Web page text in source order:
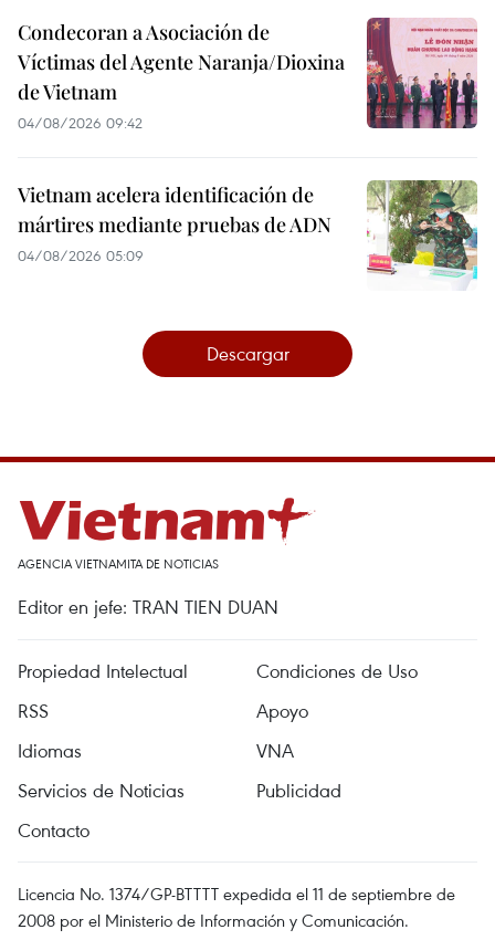
Condecoran a Asociación de
Víctimas del Agente Naranja/Dioxina
de Vietnam
04/08/2026 09:42
Vietnam acelera identificación de
mártires mediante pruebas de ADN
04/08/2026 05:09
Descargar
AGENCIA VIETNAMITA DE NOTICIAS
Editor en jefe: TRAN TIEN DUAN
Propiedad Intelectual
Condiciones de Uso
RSS
Apoyo
Idiomas
VNA
Servicios de Noticias
Publicidad
Contacto
Licencia No. 1374/GP-BTTTT expedida el 11 de septiembre de
2008 por el Ministerio de Información y Comunicación.